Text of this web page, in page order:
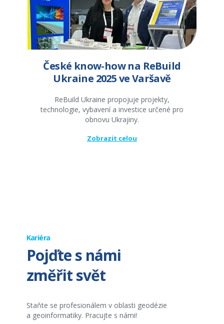
České know-how na ReBuild
Ukraine 2025 ve Varšavě
ReBuild Ukraine propojuje projekty,
technologie, vybavení a investice určené pro
obnovu Ukrajiny.
Zobrazit celou
Kariéra
Pojďte s námi
změřit svět
Staňte se profesionálem v oblasti geodézie
a geoinformatiky. Pracujte s námi!